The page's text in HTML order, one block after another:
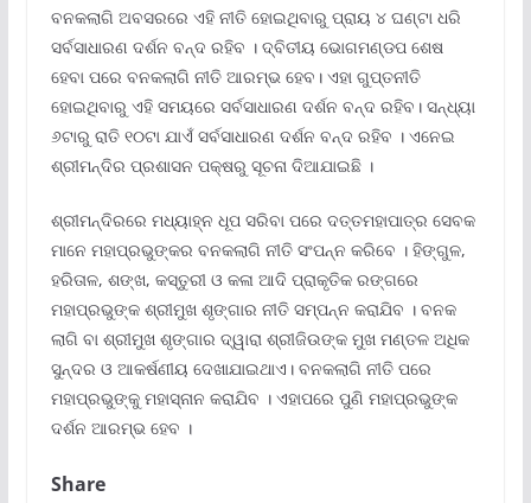
ବନକଲାଗି ଅବସରରେ ଏହି ନୀତି ହୋଇଥିବାରୁ ପ୍ରାୟ ୪ ଘଣ୍ଟା ଧରି
ସର୍ବସାଧାରଣ ଦର୍ଶନ ବନ୍ଦ ରହିବ । ଦ୍ବିତୀୟ ଭୋଗମଣ୍ଡପ ଶେଷ
ହେବା ପରେ ବନକଲାଗି ନୀତି ଆରମ୍ଭ ହେବ। ଏହା ଗୁପ୍ତନୀତି
ହୋଇଥିବାରୁ ଏହି ସମୟରେ ସର୍ବସାଧାରଣ ଦର୍ଶନ ବନ୍ଦ ରହିବ। ସନ୍ଧ୍ୟା
୬ଟାରୁ ରାତି ୧୦ଟା ଯାଏଁ ସର୍ବସାଧାରଣ ଦର୍ଶନ ବନ୍ଦ ରହିବ । ଏନେଇ
ଶ୍ରୀମନ୍ଦିର ପ୍ରଶାସନ ପକ୍ଷରୁ ସୂଚନା ଦିଆଯାଇଛି ।
ଶ୍ରୀମନ୍ଦିରରେ ମଧ୍ୟାହ୍ନ ଧୂପ ସରିବା ପରେ ଦତ୍ତମହାପାତ୍ର ସେବକ
ମାନେ ମହାପ୍ରଭୁଙ୍କର ବନକଲାଗି ନୀତି ସଂପନ୍ନ କରିବେ । ହିଙ୍ଗୁଳ,
ହରିତାଳ, ଶଙ୍ଖ, କସ୍ତୁରୀ ଓ କଳା ଆଦି ପ୍ରାକୃତିକ ରଙ୍ଗରେ
ମହାପ୍ରଭୁଙ୍କ ଶ୍ରୀମୁଖ ଶୃଙ୍ଗାର ନୀତି ସମ୍ପନ୍ନ କରାଯିବ । ବନକ
ଲାଗି ବା ଶ୍ରୀମୁଖ ଶୃଙ୍ଗାର ଦ୍ୱାରା ଶ୍ରୀଜିଉଙ୍କ ମୁଖ ମଣ୍ତଳ ଅଧିକ
ସୁନ୍ଦର ଓ ଆକର୍ଷଣୀୟ ଦେଖାଯାଇଥାଏ। ବନକଲାଗି ନୀତି ପରେ
ମହାପ୍ରଭୁଙ୍କୁ ମହାସ୍ନାନ କରାଯିବ । ଏହାପରେ ପୁଣି ମହାପ୍ରଭୁଙ୍କ
ଦର୍ଶନ ଆରମ୍ଭ ହେବ ।
Share